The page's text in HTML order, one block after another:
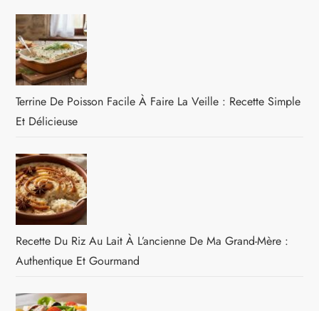
Terrine De Poisson Facile À Faire La Veille : Recette Simple
Et Délicieuse
Recette Du Riz Au Lait À L’ancienne De Ma Grand-Mère :
Authentique Et Gourmand